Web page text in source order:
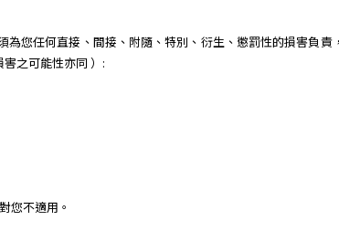
您任何直接、間接、附隨、特別、衍生、懲罰性的損害負責
之可能性亦同 ）:
您不適用。